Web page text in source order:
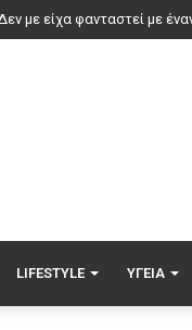
LIFESTYLE ΥΓΕΊΑ